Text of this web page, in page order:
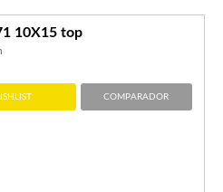
10X15 top
COMPARADOR